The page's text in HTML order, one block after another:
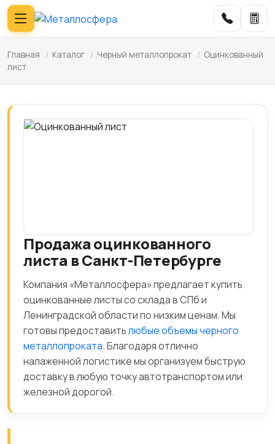
Главная / Каталог / Черный металлопрокат / Оцинкованный
лист
Продажа оцинкованного
листа в Санкт-Петербурге
Компания «Металлосфера» предлагает купить
оцинкованные листы со склада в СПб и
Ленинградской области по низким ценам. Мы
готовы предоставитьлюбые объемы черного
металлопроката. Благодаря отлично
налаженной логистике мы организуем быструю
доставку в любую точку автотранспортом или
железной дорогой.